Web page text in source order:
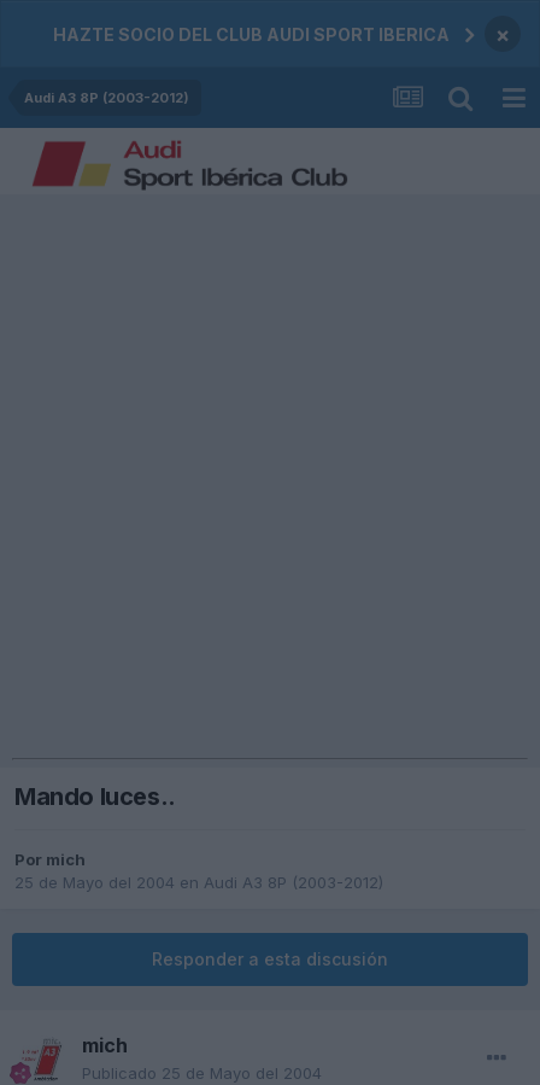
HAZTE SOCIO DEL CLUB AUDI SPORT IBERICA ×
Audi A3 8P (2003-2012)
Mando luces..
Por mich
25 de Mayo del 2004 en Audi A3 8P (2003-2012)
Responder a esta discusión
mich
Publicado 25 de Mayo del 2004